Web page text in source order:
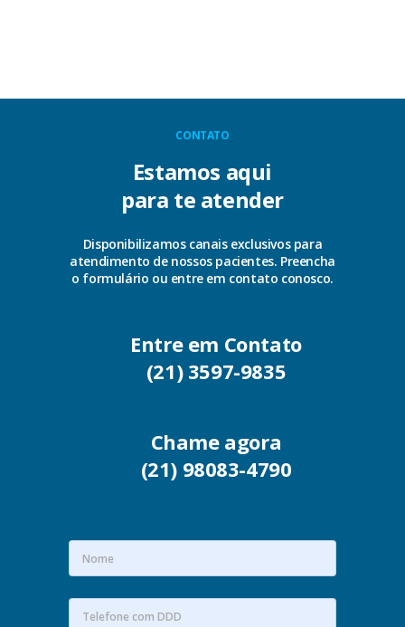
CONTATO
Estamos aqui
para te atender
Disponibilizamos canais exclusivos para
atendimento de nossos pacientes. Preencha
o formulário ou entre em contato conosco.
Entre em Contato
(21) 3597-9835
Chame agora
(21) 98083-4790